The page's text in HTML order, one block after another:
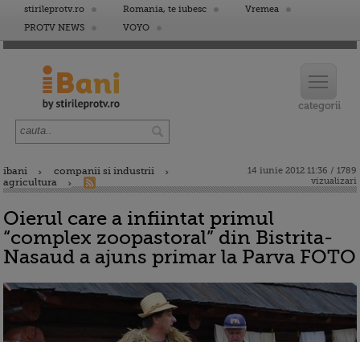
stirileprotv.ro Romania, te iubesc
Vremea
PROTV NEWS
VOYO
ibani
companii si industrii
agricultura
14 iunie 2012 11:36 / 1789
vizualizari
Oierul care a infiintat primul
“complex zoopastoral” din Bistrita-
Nasaud a ajuns primar la Parva FOTO